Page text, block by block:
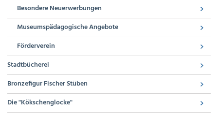
Besondere Neuerwerbungen
Museumspädagogische Angebote
Förderverein
Stadtbücherei
Bronzefigur Fischer Stüben
Die "Kökschenglocke"